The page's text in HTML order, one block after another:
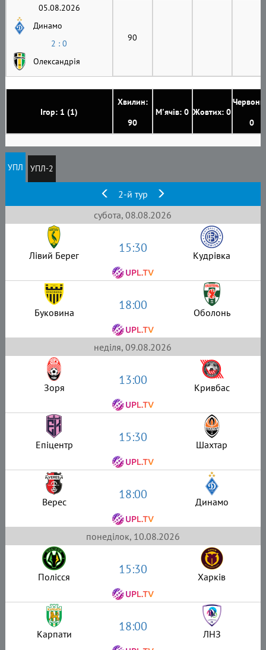
Ігор: 1 (1)
Хвилин:
90
М'ячів: 0 Жовтих: 0
0
05.08.2026
Динамо
2 : 0
Олександрія
90
УПЛ УПЛ-2
2-й тур
субота, 08.08.2026
Лівий Берег 15:30 Кудрівка
Буковина 18:00 Оболонь
неділя, 09.08.2026
Зоря 13:00 Кривбас
Епіцентр 15:30 Шахтар
Верес 18:00 Динамо
понеділок, 10.08.2026
Полісся 15:30 Харків
Карпати 18:00 ЛНЗ